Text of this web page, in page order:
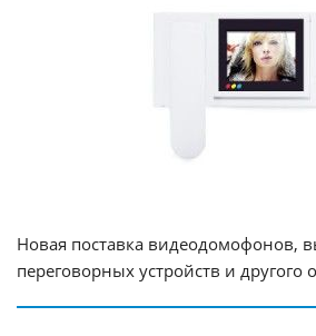
Новая поставка видеодомофонов,
переговорных устройств и другого